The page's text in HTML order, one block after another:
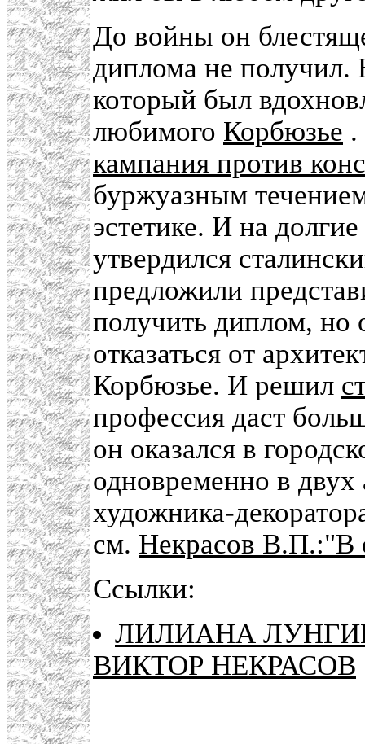
До войны он
диплома не получил.
который был
любимого Корбюзье .
кампания против
буржуазным
эстетике. И на
утвердился
предложили
получить диплом, но
отказаться от
Корбюзье. И решил
профессия даст
он оказался в
одновременно в
художника-
см. Некрасов В.П.:"В
Ссылки:
ЛИЛИАНА
ВИКТОР НЕКРАСОВ